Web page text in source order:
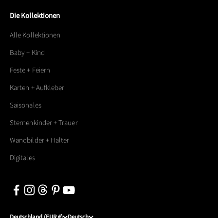
Die Kollektionen
Alle Kollektionen
Baby + Kind
Feste + Feiern
Karten + Aufkleber
Saisonales
Sternenkinder + Trauer
Wandbilder + Halter
Digitales